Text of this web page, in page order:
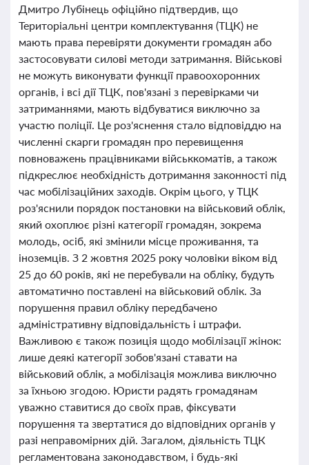
Дмитро Лубінець офіційно підтвердив, що
Територіальні центри комплектування (ТЦК) не
мають права перевіряти документи громадян або
застосовувати силові методи затримання. Військові
не можуть виконувати функції правоохоронних
органів, і всі дії ТЦК, пов'язані з перевірками чи
затриманнями, мають відбуватися виключно за
участю поліції. Це роз'яснення стало відповіддю на
численні скарги громадян про перевищення
повноважень працівниками військкоматів, а також
підкреслює необхідність дотримання законності під
час мобілізаційних заходів. Окрім цього, у ТЦК
роз'яснили порядок постановки на військовий облік,
який охоплює різні категорії громадян, зокрема
молодь, осіб, які змінили місце проживання, та
іноземців. З 2 жовтня 2025 року чоловіки віком від
25 до 60 років, які не перебували на обліку, будуть
автоматично поставлені на військовий облік. За
порушення правил обліку передбачено
адміністративну відповідальність і штрафи.
Важливою є також позиція щодо мобілізації жінок:
лише деякі категорії зобов'язані ставати на
військовий облік, а мобілізація можлива виключно
за їхньою згодою. Юристи радять громадянам
уважно ставитися до своїх прав, фіксувати
порушення та звертатися до відповідних органів у
разі неправомірних дій. Загалом, діяльність ТЦК
регламентована законодавством, і будь-які